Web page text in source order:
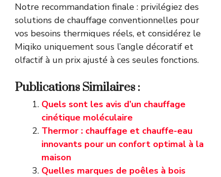
Notre recommandation finale : privilégiez des
solutions de chauffage conventionnelles pour
vos besoins thermiques réels, et considérez le
Miqiko uniquement sous l’angle décoratif et
olfactif à un prix ajusté à ces seules fonctions.
Publications Similaires :
Quels sont les avis d’un chauffage
cinétique moléculaire
Thermor : chauffage et chauffe-eau
innovants pour un confort optimal à la
maison
Quelles marques de poêles à bois